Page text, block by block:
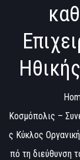
Κοσμόπολις –
ς Κύκλος
πό τη διεύθυνση